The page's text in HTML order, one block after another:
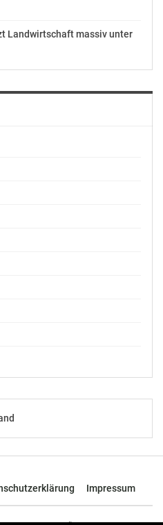
Landwirtschaft massiv unter
Impressum